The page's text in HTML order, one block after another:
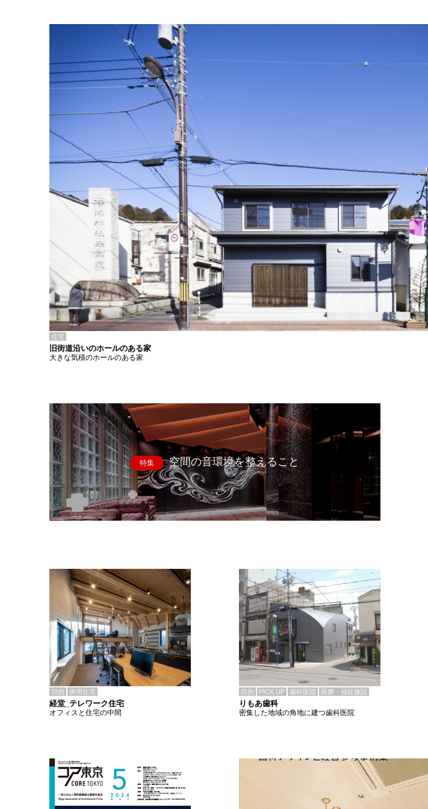
住宅
旧街道沿いのホールのある家
大きな気積のホールのある家
特集 空間の音環境を整えること
目的 併用住宅
経堂_テレワーク住宅
オフィスと住宅の中間
目的 PICK UP 歯科医院 医療・福祉施設
りもあ歯科
密集した地域の角地に建つ歯科医院